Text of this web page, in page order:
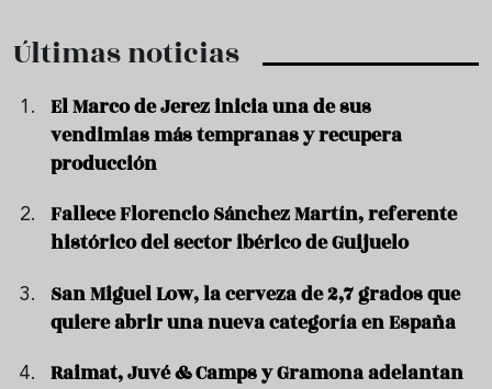
Últimas noticias
El Marco de Jerez inicia una de sus
vendimias más tempranas y recupera
producción
Fallece Florencio Sánchez Martín, referente
histórico del sector ibérico de Guijuelo
San Miguel Low, la cerveza de 2,7 grados que
quiere abrir una nueva categoría en España
Raimat, Juvé & Camps y Gramona adelantan